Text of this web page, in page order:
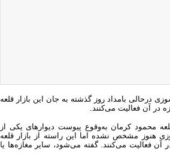
بامداد روز گذشته به جان این بازار قلعه
محمود کرمان به‌وقوع پیوست دیوارهای یکی از
هنوز مشخص نشده اما این راسته از بازار قلعه
و آهنگری در آن فعالیت می‌کنند. گفته می‌شود، سایر مغازه‌ها یا